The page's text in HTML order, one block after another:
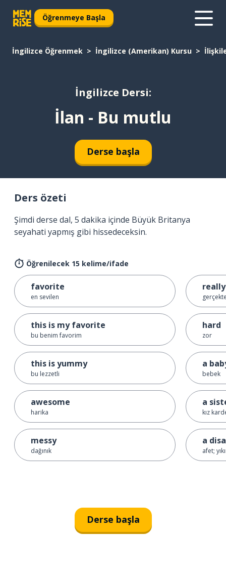
Öğrenmeye Başla
İngilizce Öğrenmek İngilizce (Amerikan) Kursu
İngilizce Dersi:
İlan - Bu mutlu
Derse başla
Ders özeti
Şimdi derse dal, 5 dakika içinde Büyük Britanya
seyahati yapmış gibi hissedeceksin.
Öğrenilecek 15 kelime/ifade
favorite
en sevilen
this is my favorite
bu benim favorim
this is yummy
bu lezzetli
awesome
harika
messy
dağınık
really
hard
zor
a
bebek
a
kız
a
afet;
Derse başla